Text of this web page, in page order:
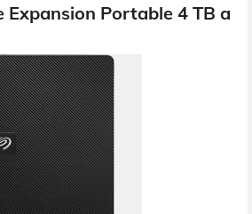
Expansion Portable 4 TB a